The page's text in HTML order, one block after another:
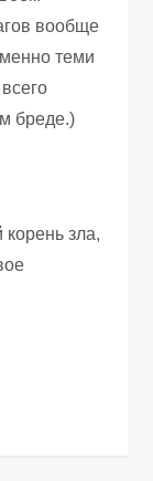
вообще
теми
бреде.)
зла,